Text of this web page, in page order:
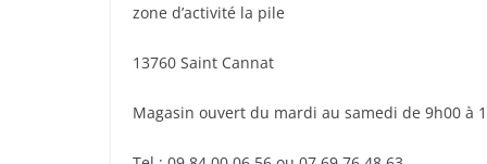
zone d’activité la pile
13760 Saint Cannat
Magasin ouvert du mardi au samedi de 9h00 à